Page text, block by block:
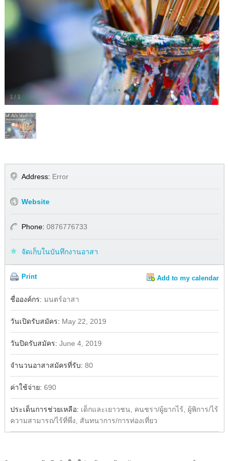
1 / 1
Address: Error
Website
Phone: 0876776733
จัดเก็บในบันทึกงานอาสา
Print Add to my calendar
Facebook
ชื่อองค์กร: มนตร์อาสา
วันเปิดรับสมัคร: May 22, 2019
วันปิดรับสมัคร: June 4, 2019
จำนวนอาสาสมัครที่รับ: 80
ค่าใช้จ่าย: 690
ประเด็นการช่วยเหลือ: เด็กและเยาวชน, คนชรา/ผู้ยากไร้, ผู้พิการ/ไร้
ความสามารถ/ไร้ที่พึ่ง, สันทนาการ/การท่องเที่ยว